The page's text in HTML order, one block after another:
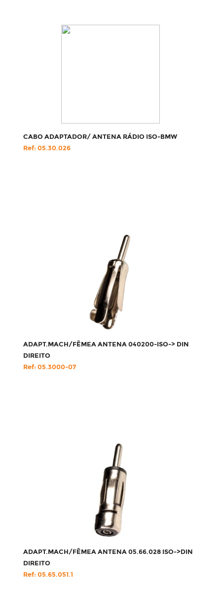
CABO ADAPTADOR/ ANTENA RÁDIO ISO-BMW
Ref: 05.30.026
ADAPT.MACH/FÊMEA ANTENA 040200-ISO-> DIN
DIREITO
Ref: 05.3000-07
ADAPT.MACH/FÊMEA ANTENA 05.66.028 ISO->DIN
DIREITO
Ref: 05.65.051.1